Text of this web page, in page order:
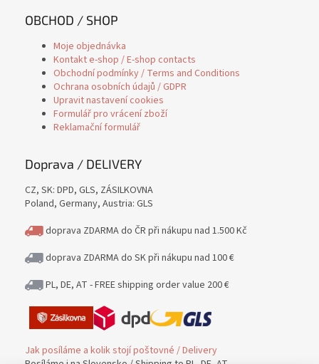
OBCHOD / SHOP
Moje objednávka
Kontakt e-shop / E-shop contacts
Obchodní podmínky / Terms and Conditions
Ochrana osobních údajů / GDPR
Upravit nastavení cookies
Formulář pro vrácení zboží
Reklamační formulář
Doprava / DELIVERY
CZ, SK: DPD, GLS, ZÁSILKOVNA
Poland, Germany, Austria: GLS
doprava ZDARMA do ČR při nákupu nad 1.500 Kč
doprava ZDARMA do SK při nákupu nad 100 €
PL, DE, AT - FREE shipping order value 200 €
Jak posíláme a kolik stojí poštovné / Delivery